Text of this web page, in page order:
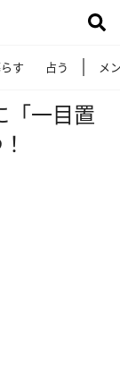
す 占う メ
一目置